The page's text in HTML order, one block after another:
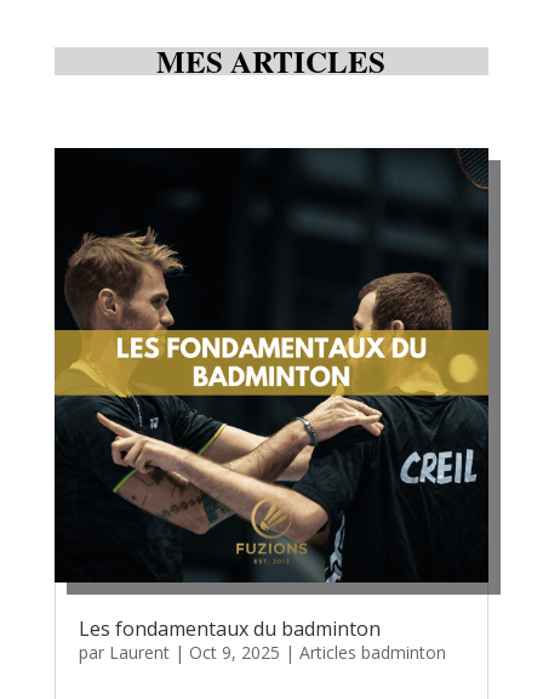
MES ARTICLES
Les fondamentaux du badminton
par Laurent| Oct 9, 2025 | Articles badminton